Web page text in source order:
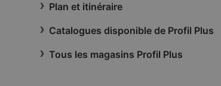
Plan et itinéraire
Catalogues disponible de Profil Plus
Tous les magasins Profil Plus